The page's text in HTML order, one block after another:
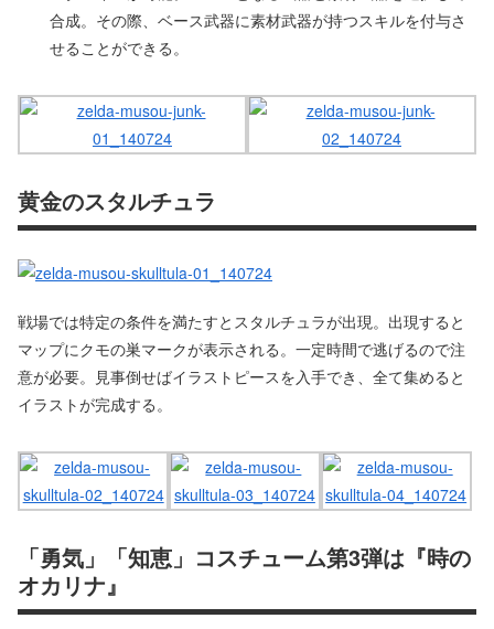
合成。その際、ベース武器に素材武器が持つスキルを付与さ
せることができる。
黄金のスタルチュラ
戦場では特定の条件を満たすとスタルチュラが出現。出現すると
マップにクモの巣マークが表示される。一定時間で逃げるので注
意が必要。見事倒せばイラストピースを入手でき、全て集めると
イラストが完成する。
「勇気」「知恵」コスチューム第3弾は『時の
オカリナ』